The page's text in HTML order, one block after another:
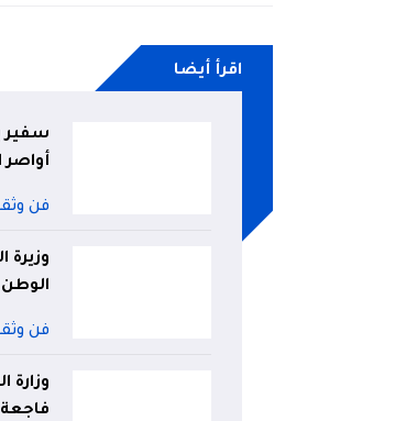
اقرأ أيضا
سفير
أواصر
فن
وزيرة
الوطن
فن